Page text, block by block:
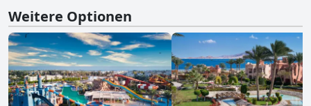
Weitere Optionen